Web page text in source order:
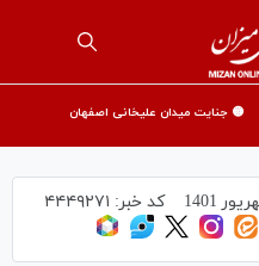
🟡 جنایت میدان علیخانی اصفهان
کد خبر: ۴۴۴۹۲۷۱